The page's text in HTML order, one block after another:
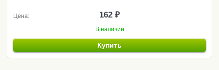
Цена: 162 ₽
В наличии
Купить